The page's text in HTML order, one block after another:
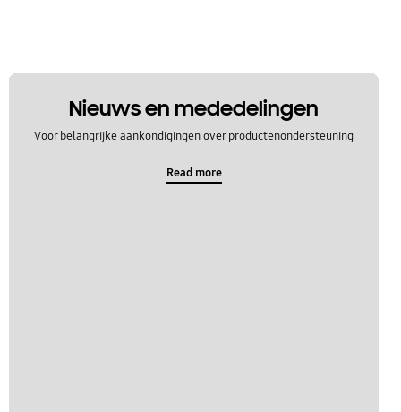
Nieuws en mededelingen
Voor belangrijke aankondigingen over productenondersteuning
Read more